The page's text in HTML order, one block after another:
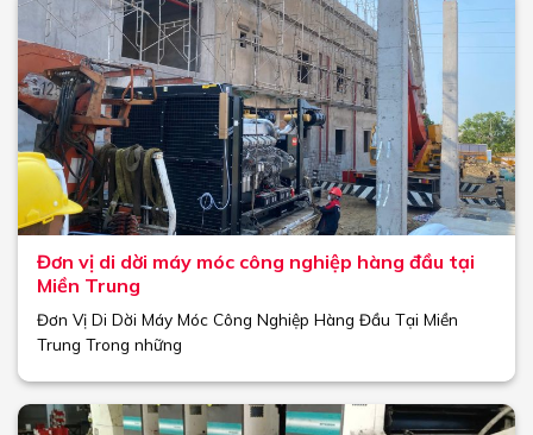
Đơn vị di dời máy móc công nghiệp hàng đầu tại
Miền Trung
Đơn Vị Di Dời Máy Móc Công Nghiệp Hàng Đầu Tại Miền
Trung Trong những